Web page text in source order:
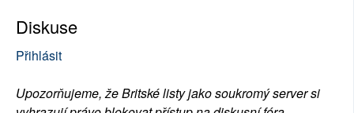
Diskuse
Přihlásit
Upozorňujeme, že Britské listy jako soukromý server si